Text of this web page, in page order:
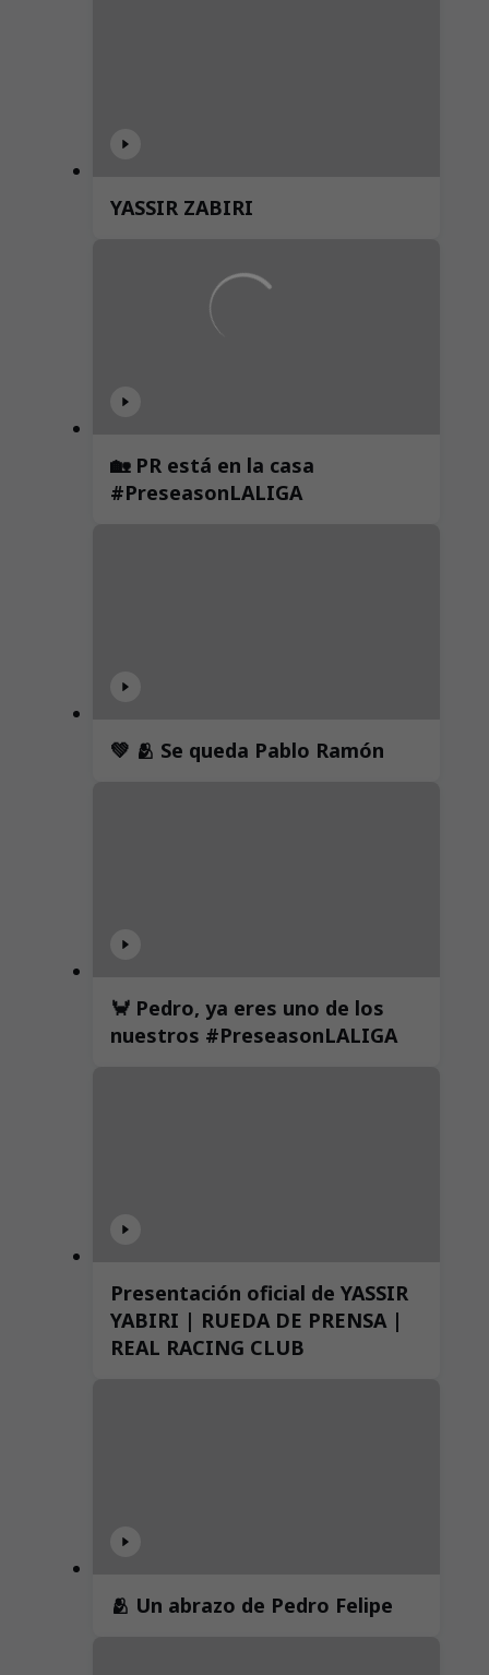
YASSIR ZABIRI
🏡 PR está en la casa
#PreseasonLALIGA
💚 🫂 Se queda Pablo Ramón
🦀 Pedro, ya eres uno de los
nuestros #PreseasonLALIGA
Presentación oficial de YASSIR
YABIRI | RUEDA DE PRENSA |
REAL RACING CLUB
🫂 Un abrazo de Pedro Felipe